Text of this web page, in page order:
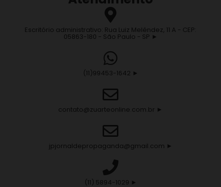
Escritório administrativo: Rua Luiz Meléndez, 11 A - CEP:
05863-180 - São Paulo - SP ►
(11)99453-1642 ►
contato@zuarteonline.com.br ►
jpjornaldepropaganda@gmail.com ►
(11) 5894-1029 ►